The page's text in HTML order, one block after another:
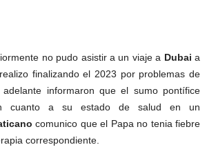
no pudo asistir a un viaje a Dubai a
finalizando el 2023 por problemas de
informaron que el sumo pontífice
cuanto a su estado de salud en un
comunico que el Papa no tenia fiebre
correspondiente.